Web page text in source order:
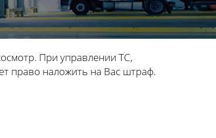
При управлении ТС,
право наложить на Вас штраф.